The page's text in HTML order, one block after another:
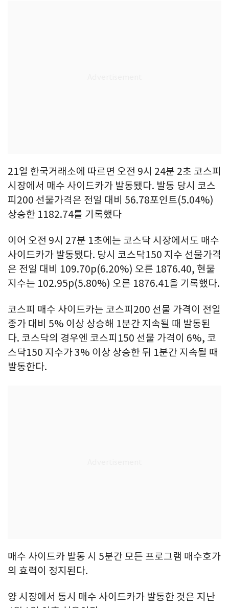
21일 한국거래소에 따르면 오전 9시 24분 2초 코스피
시장에서 매수 사이드카가 발동됐다. 발동 당시 코스
피200 선물가격은 전일 대비 56.78포인트(5.04%)
상승한 1182.74를 기록했다
이어 오전 9시 27분 1초에는 코스닥 시장에서도 매수
사이드카가 발동됐다. 당시 코스닥150 지수 선물가격
은 전일 대비 109.70p(6.20%) 오른 1876.40, 현물
지수는 102.95p(5.80%) 오른 1876.41을 기록했다.
코스피 매수 사이드카는 코스피200 선물 가격이 전일
종가 대비 5% 이상 상승해 1분간 지속될 때 발동된
다. 코스닥의 경우엔 코스피150 선물 가격이 6%, 코
스닥150 지수가 3% 이상 상승한 뒤 1분간 지속될 때
발동한다.
매수 사이드카 발동 시 5분간 모든 프로그램 매수호가
의 효력이 정지된다.
양 시장에서 동시 매수 사이드카가 발동한 것은 지난